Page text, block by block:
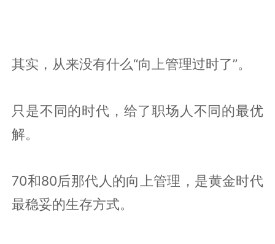
其实，从来没有什么“向上管理过时了”。
只是不同的时代，给了职场人不同的最优
解。
70和80后那代人的向上管理，是黄金时代
最稳妥的生存方式。